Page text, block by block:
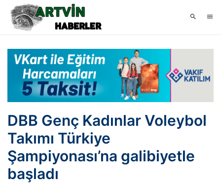
DBB Genç Kadınlar Voleybol
Takımı Türkiye
Şampiyonası’na galibiyetle
başladı